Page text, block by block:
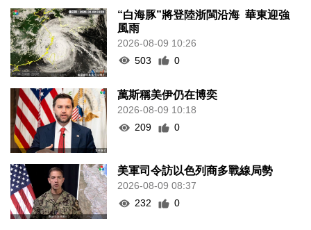
“白海豚”將登陸浙閩沿海 華東迎強
風雨
2026-08-09 10:26
503
0
萬斯稱美伊仍在博奕
2026-08-09 10:18
209
0
美軍司令訪以色列商多戰線局勢
2026-08-09 08:37
232
0